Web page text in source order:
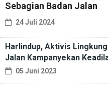
Sebagian Badan Jalan
24 Juli 2024
Harlindup, Aktivis
Jalan Kampanyekan
05 Juni 2023